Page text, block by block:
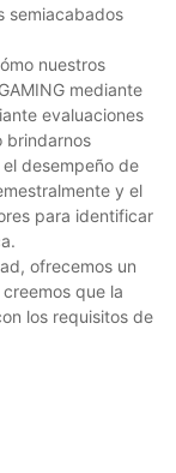
semiacabados
nuestros
mediante
evaluaciones
brindarnos
desempeño de
y el
para identificar
ofrecemos un
que la
los requisitos de